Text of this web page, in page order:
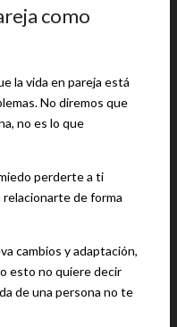
como
la vida en pareja está
No diremos que
no es lo que
perderte a ti
relacionarte de forma
cambios y adaptación,
esto no quiere decir
de una persona no te